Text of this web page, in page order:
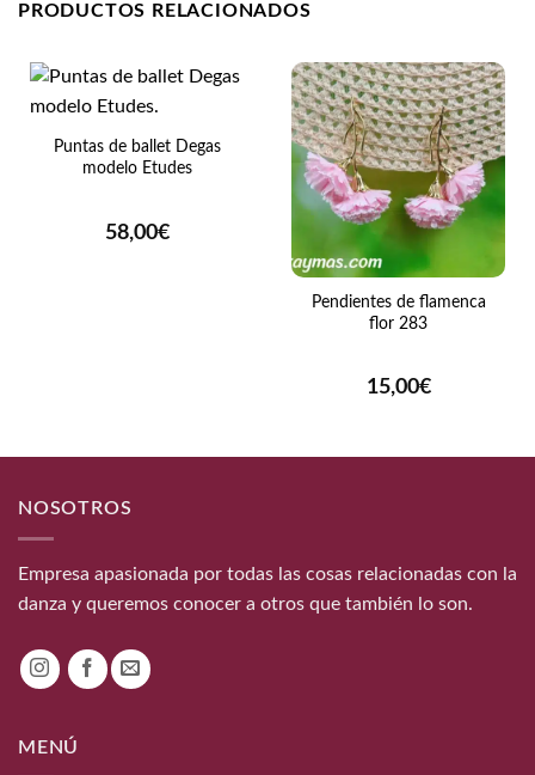
PRODUCTOS RELACIONADOS
Puntas de ballet Degas
modelo Etudes
58,00€
Pendientes de flamenca
flor 283
15,00€
NOSOTROS
Empresa apasionada por todas las cosas relacionadas con la
danza y queremos conocer a otros que también lo son.
MENÚ